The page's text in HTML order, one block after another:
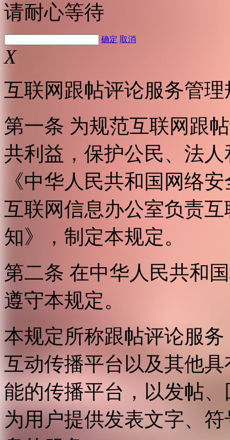
请耐心等待
确定 取消
X
互联网跟帖评论服务管理
第一条 为规范互联网跟
共利益，保护公民、法
《中华人民共和国网络
互联网信息办公室负责
知》，制定本规定。
第二条 在中华人民共和
遵守本规定。
本规定所称跟帖评论服
互动传播平台以及其他
能的传播平台，以发帖
为用户提供发表文字、